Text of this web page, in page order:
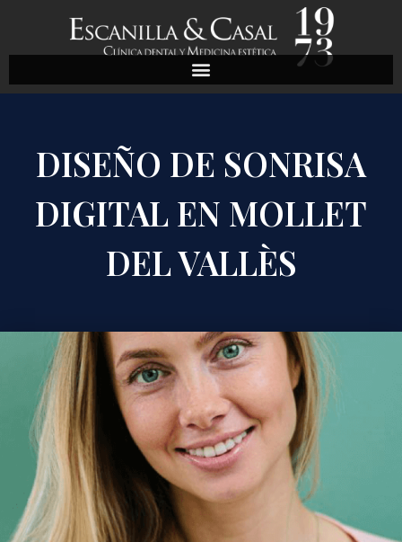
DISEÑO DE SONRISA
DIGITAL EN MOLLET
DEL VALLÈS